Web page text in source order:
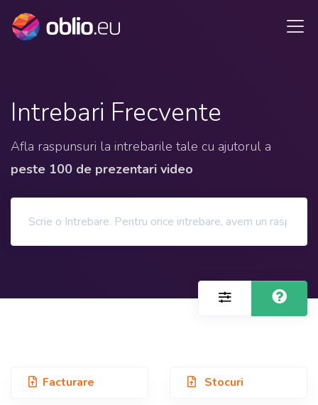
Intrebari Frecvente
Afla raspunsuri la intrebarile tale cu ajutorul a
peste 100 de prezentari video
Facturare Stocuri